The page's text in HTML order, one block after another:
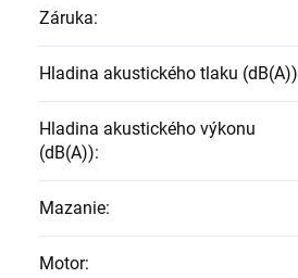
Záruka:
Hladina akustického tlaku (dB(A))
Hladina akustického výkonu
(dB(A)):
Mazanie:
Motor: